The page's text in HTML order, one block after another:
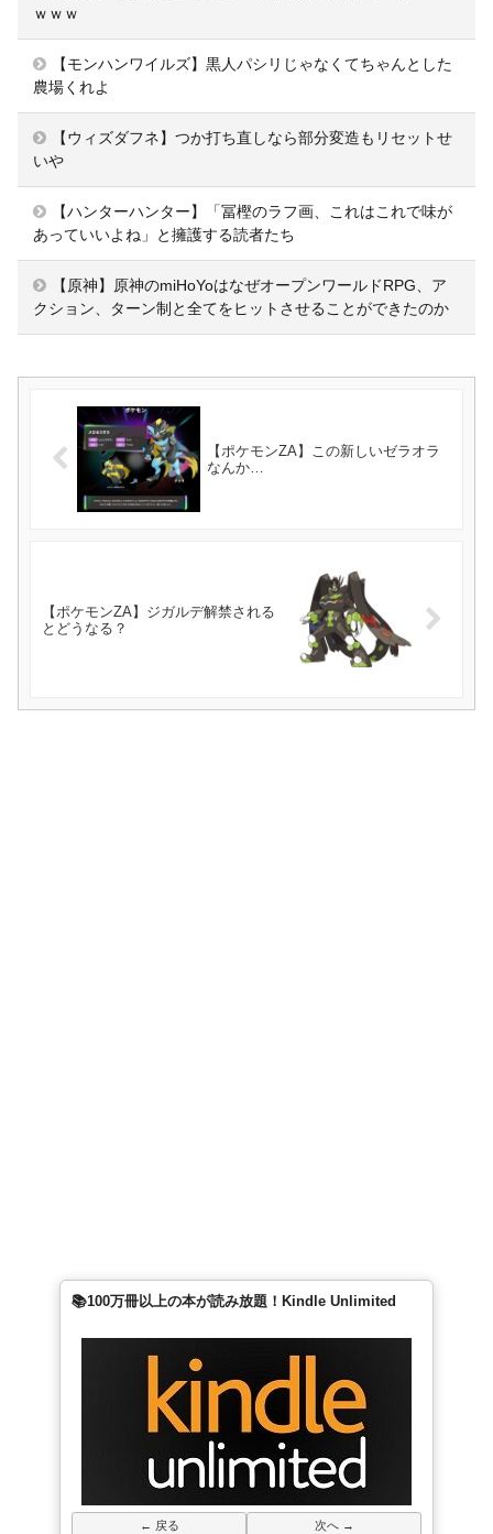
ｗｗｗ
【モンハンワイルズ】黒人パシリじゃなくてちゃんとした
農場くれよ
【ウィズダフネ】つか打ち直しなら部分変造もリセットせ
いや
【ハンターハンター】「冨樫のラフ画、これはこれで味が
あっていいよね」と擁護する読者たち
【原神】原神のmiHoYoはなぜオープンワールドRPG、ア
クション、ターン制と全てをヒットさせることができたのか
【ポケモンZA】この新しいゼラオラ
なんか…
【ポケモンZA】ジガルデ解禁される
とどうなる？
📚100万冊以上の本が読み放題！Kindle Unlimited
← 戻る 次へ →